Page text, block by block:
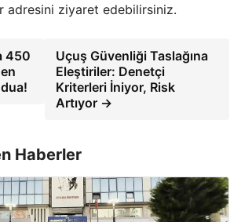
adresini ziyaret edebilirsiniz.
450
Uçuş Güvenliği Taslağına
Eleştiriler: Denetçi
Kriterleri İniyor, Risk
Artıyor →
Haberler